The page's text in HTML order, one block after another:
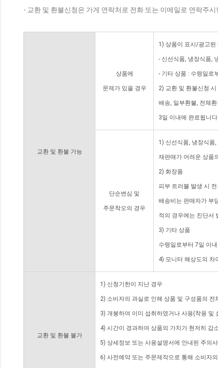
- 교환 및 환불신청은 가게 연락처로 전화 또는 이메일로 연락주
교환 및 환불 가능
상품에
문제가 있을 경우
1) 상품이 표시/광고된
- 신선식품, 냉장식품,
- 기타 상품 : 수령일로
2) 교환 및 환불신청
배송, 일부환불, 전체
3일 이내에 완료됩니
단순변심 및
주문착오의 경우
1) 신선식품, 냉장식품
재판매가 어려운 상품
2) 화장품
피부 트러블 발생 시
배송비는 판매자가 부
적의 경우에는 진단서
3) 기타 상품
수령일로부터 7일 이
4) 모니터 해상도의 차
교환 및 환불 불가
1) 신청기한이 지난 경우
2) 소비자의 과실로 인해 상품 및 구성품의
3) 개봉하여 이미 섭취하였거나 사용(착용 및
4) 시간이 경과하여 상품의 가치가 현저히 감
5) 상세정보 또는 사용설명서에 안내된 주의
6) 사전예약 또는 주문제작으로 통해 소비자